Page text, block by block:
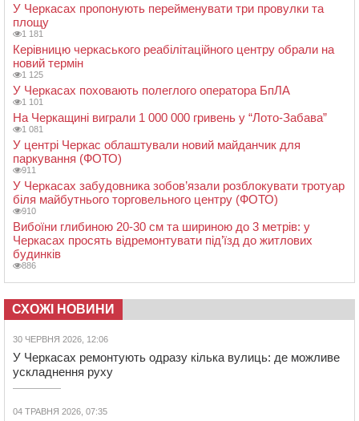
У Черкасах пропонують перейменувати три провулки та
площу
1 181
Керівницю черкаського реабілітаційного центру обрали на
новий термін
1 125
У Черкасах поховають полеглого оператора БпЛА
1 101
На Черкащині виграли 1 000 000 гривень у “Лото-Забава”
1 081
У центрі Черкас облаштували новий майданчик для
паркування (ФОТО)
911
У Черкасах забудовника зобов’язали розблокувати тротуар
біля майбутнього торговельного центру (ФОТО)
910
Вибоїни глибиною 20-30 см та шириною до 3 метрів: у
Черкасах просять відремонтувати під’їзд до житлових
будинків
886
СХОЖІ НОВИНИ
30 ЧЕРВНЯ 2026, 12:06
У Черкасах ремонтують одразу кілька вулиць: де можливе
ускладнення руху
04 ТРАВНЯ 2026, 07:35